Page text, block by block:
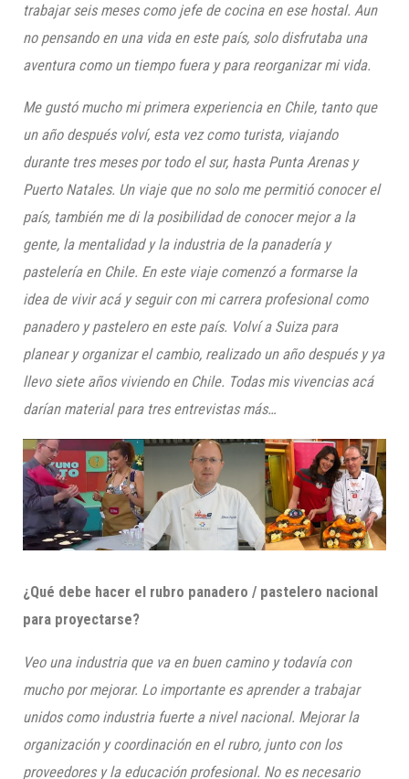
trabajar seis meses como jefe de cocina en ese hostal. Aun
no pensando en una vida en este país, solo disfrutaba una
aventura como un tiempo fuera y para reorganizar mi vida.
Me gustó mucho mi primera experiencia en Chile, tanto que
un año después volví, esta vez como turista, viajando
durante tres meses por todo el sur, hasta Punta Arenas y
Puerto Natales. Un viaje que no solo me permitió conocer el
país, también me di la posibilidad de conocer mejor a la
gente, la mentalidad y la industria de la panadería y
pastelería en Chile. En este viaje comenzó a formarse la
idea de vivir acá y seguir con mi carrera profesional como
panadero y pastelero en este país. Volví a Suiza para
planear y organizar el cambio, realizado un año después y ya
llevo siete años viviendo en Chile. Todas mis vivencias acá
darían material para tres entrevistas más…
¿Qué debe hacer el rubro panadero / pastelero nacional
para proyectarse?
Veo una industria que va en buen camino y todavía con
mucho por mejorar. Lo importante es aprender a trabajar
unidos como industria fuerte a nivel nacional. Mejorar la
organización y coordinación en el rubro, junto con los
proveedores y la educación profesional. No es necesario